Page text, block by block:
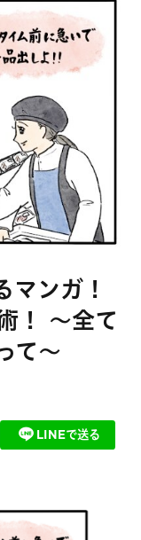
マンガ！
！ 〜全て
て〜
LINEで送る